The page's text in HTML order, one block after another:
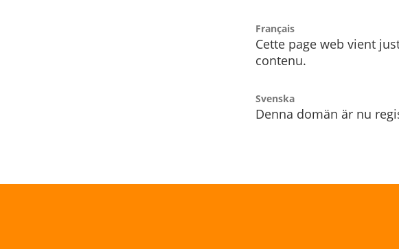
Français
Cette page web vient
contenu.
Svenska
Denna domän är nu